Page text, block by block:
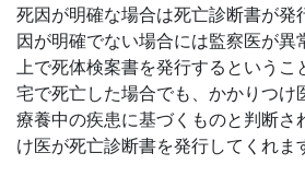
死因が明確な場合は死亡診断書が発
因が明確でない場合には監察医が異
上で死体検案書を発行するという
宅で死亡した場合でも、かかりつけ
療養中の疾患に基づくものと判断さ
け医が死亡診断書を発行してくれま